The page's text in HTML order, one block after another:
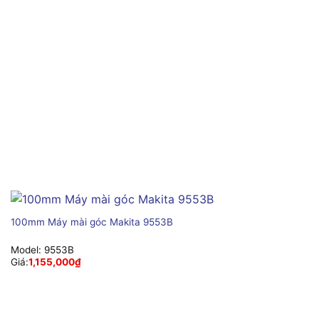
100mm Máy mài góc Makita 9553B
Model: 9553B
Giá:1,155,000₫